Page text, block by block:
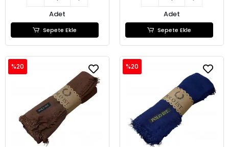
Adet
Sepete Ekle
Adet
Sepete Ekle
%20 %20